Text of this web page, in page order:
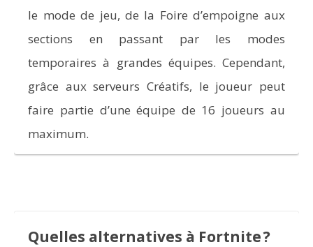
le mode de jeu, de la Foire d’empoigne aux
sections en passant par les modes
temporaires à grandes équipes. Cependant,
grâce aux serveurs Créatifs, le joueur peut
faire partie d’une équipe de 16 joueurs au
maximum.
Quelles alternatives à Fortnite ?